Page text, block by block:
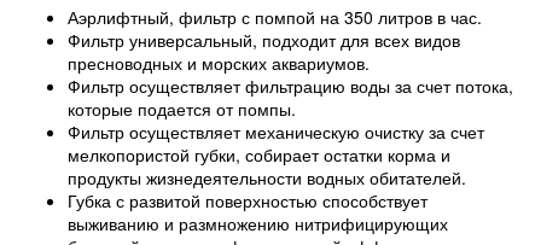
Аэрлифтный, фильтр с помпой на 350 литров в час.
Фильтр универсальный, подходит для всех видов
пресноводных и морских аквариумов.
Фильтр осуществляет фильтрацию воды за счет потока,
которые подается от помпы.
Фильтр осуществляет механическую очистку за счет
мелкопористой губки, собирает остатки корма и
продукты жизнедеятельности водных обитателей.
Губка с развитой поверхностью способствует
выживанию и размножению нитрифицирующих